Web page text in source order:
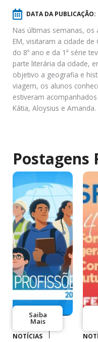
DATA DA PUBLICAÇÃO:
Nas últimas semanas, os
EM, visitaram a cidade
do 8º ano e da 1ª série
parte literária da cidade,
objetivo a geografia e
viagem, os alunos
estiveram
Kátia, Aloysius e Amanda.
Postagens
Saiba
Mais
NOTÍCIAS